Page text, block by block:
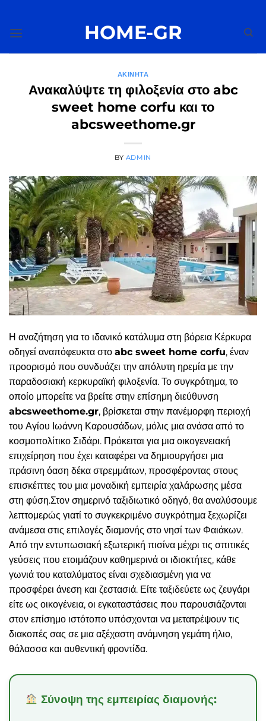
περιεχόμενο
HOME-GR
ΑΚΊΝΗΤΑ
Ανακαλύψτε τη φιλοξενία στο abc
sweet home corfu και το
abcsweethome.gr
BY ADMIN
Η αναζήτηση για το ιδανικό κατάλυμα στη βόρεια Κέρκυρα
οδηγεί αναπόφευκτα στο abc sweet home corfu, έναν
προορισμό που συνδυάζει την απόλυτη ηρεμία με την
παραδοσιακή κερκυραϊκή φιλοξενία. Το συγκρότημα, το
οποίο μπορείτε να βρείτε στην επίσημη διεύθυνση
abcsweethome.gr, βρίσκεται στην πανέμορφη περιοχή
του Αγίου Ιωάννη Καρουσάδων, μόλις μια ανάσα από το
κοσμοπολίτικο Σιδάρι. Πρόκειται για μια οικογενειακή
επιχείρηση που έχει καταφέρει να δημιουργήσει μια
πράσινη όαση δέκα στρεμμάτων, προσφέροντας στους
επισκέπτες του μια μοναδική εμπειρία χαλάρωσης μέσα
στη φύση.Στον σημερινό ταξιδιωτικό οδηγό, θα αναλύσουμε
λεπτομερώς γιατί το συγκεκριμένο συγκρότημα ξεχωρίζει
ανάμεσα στις επιλογές διαμονής στο νησί των Φαιάκων.
Από την εντυπωσιακή εξωτερική πισίνα μέχρι τις σπιτικές
γεύσεις που ετοιμάζουν καθημερινά οι ιδιοκτήτες, κάθε
γωνιά του καταλύματος είναι σχεδιασμένη για να
προσφέρει άνεση και ζεστασιά. Είτε ταξιδεύετε ως ζευγάρι
είτε ως οικογένεια, οι εγκαταστάσεις που παρουσιάζονται
στον επίσημο ιστότοπο υπόσχονται να μετατρέψουν τις
διακοπές σας σε μια αξέχαστη ανάμνηση γεμάτη ήλιο,
θάλασσα και αυθεντική φροντίδα.
Σύνοψη της εμπειρίας διαμονής: